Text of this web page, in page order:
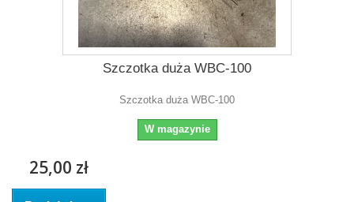
Szczotka duża WBC-100
Szczotka duża WBC-100
W magazynie
25,00 zł